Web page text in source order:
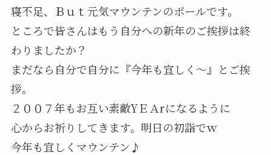
寝不足、Ｂｕｔ元気マウンテンのポールです。
ところで皆さんはもう自分への新年のご挨拶は終
わりましたか？
まだなら自分で自分に『今年も宜しく～』とご挨
拶。
２００７年もお互い素敵YＥＡrになるように
心からお祈りしてきます。明日の初詣でｗ
今年も宜しくマウンテン♪